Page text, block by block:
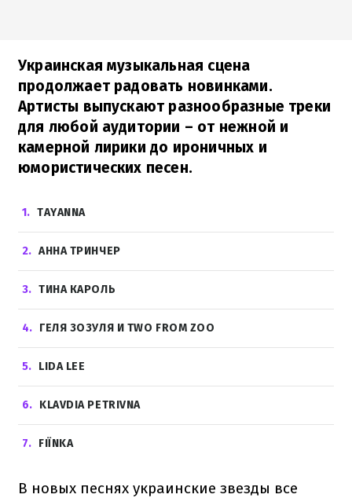
Украинская музыкальная сцена
продолжает радовать новинками.
Артисты выпускают разнообразные треки
для любой аудитории – от нежной и
камерной лирики до ироничных и
юмористических песен.
1 TAYANNA
2 АННА ТРИНЧЕР
3 ТИНА КАРОЛЬ
4 ГЕЛЯ ЗОЗУЛЯ И TWO FROM ZOO
5 LIDA LEE
6 KLAVDIA PETRIVNA
7 FIЇNKA
В новых песнях украинские звезды все